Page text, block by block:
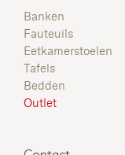
Banken
Fauteuils
Eetkamerstoelen
Tafels
Bedden
Outlet
Materialen
Over ons
Dealers
Onderhoud